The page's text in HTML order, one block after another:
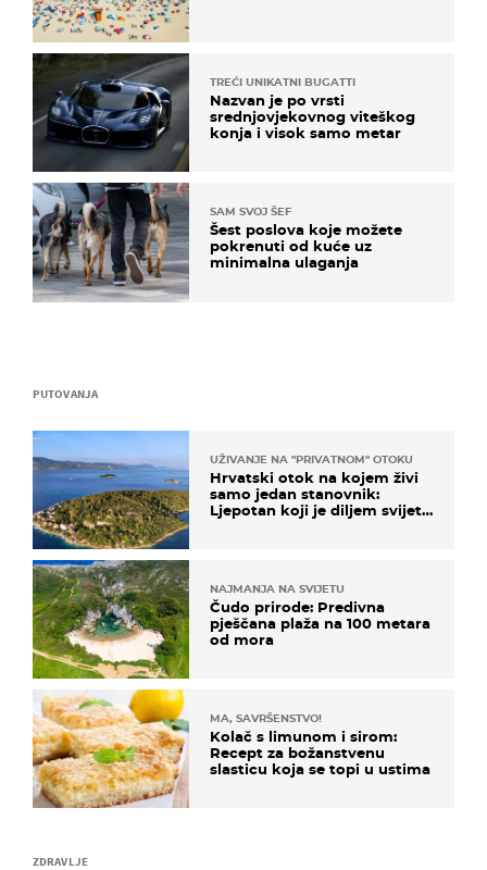
ZDRAVLJE
PUTOVANJA
UŽIVANJE NA "PRIVATNOM" OTOKU
Hrvatski otok na kojem živi
samo jedan stanovnik:
Ljepotan koji je diljem svijeta
NAJMANJA NA SVIJETU
Čudo prirode: Predivna
pješčana plaža na 100 metara
od mora
MA, SAVRŠENSTVO!
Kolač s limunom i sirom:
Recept za božanstvenu
slasticu koja se topi u ustima
TREĆI UNIKATNI BUGATTI
Nazvan je po vrsti
srednjovjekovnog viteškog
konja i visok samo metar
SAM SVOJ ŠEF
Šest poslova koje možete
pokrenuti od kuće uz
minimalna ulaganja